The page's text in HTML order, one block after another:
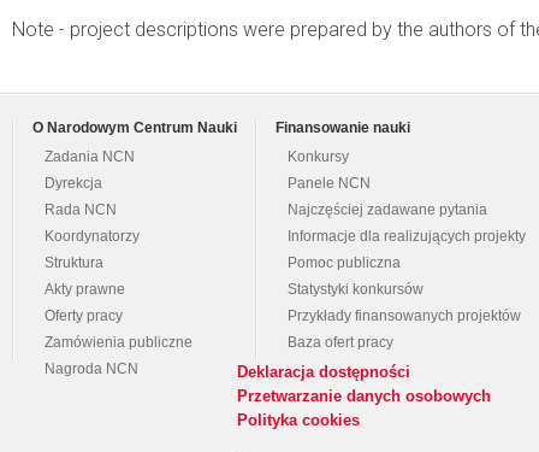
Note - project descriptions were prepared by the authors of
O Narodowym Centrum Nauki
Zadania NCN
Dyrekcja
Rada NCN
Koordynatorzy
Struktura
Akty prawne
Oferty pracy
Zamówienia publiczne
Nagroda NCN
Finansowanie nauki
Konkursy
Panele NCN
Najczęściej zadawane pytania
Informacje dla realizujących projekty
Pomoc publiczna
Statystyki konkursów
Przykłady finansowanych projektów
Baza ofert pracy
Deklaracja dostępności
Przetwarzanie danych osobowych
Polityka cookies